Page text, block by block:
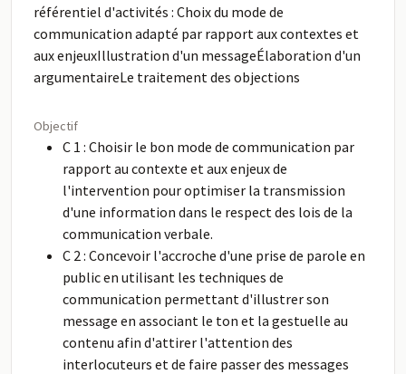
référentiel d'activités : Choix du mode de
communication adapté par rapport aux contextes et
aux enjeuxIllustration d'un messageÉlaboration d'un
argumentaireLe traitement des objections
Objectif
C 1 : Choisir le bon mode de communication par
rapport au contexte et aux enjeux de
l'intervention pour optimiser la transmission
d'une information dans le respect des lois de la
communication verbale.
C 2 : Concevoir l'accroche d'une prise de parole en
public en utilisant les techniques de
communication permettant d'illustrer son
message en associant le ton et la gestuelle au
contenu afin d'attirer l'attention des
interlocuteurs et de faire passer des messages